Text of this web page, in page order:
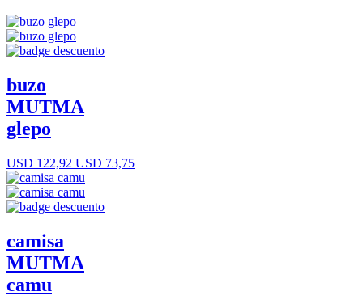
buzo
MUTMA
glepo
USD 122,92 USD 73,75
camisa
MUTMA
camu